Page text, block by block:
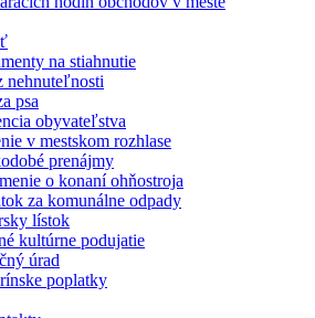
na stiahnutie
nehnuteľnosti
psa
obyvateľstva
v mestskom rozhlase
prenájmy
o konaní ohňostroja
za komunálne odpady
lístok
kultúrne podujatie
úrad
poplatky